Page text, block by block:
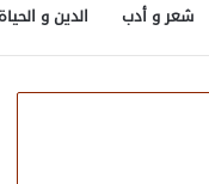
شعر و أدب الدين و الحياة